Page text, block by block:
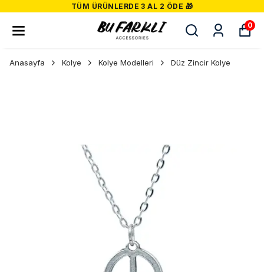
TÜM ÜRÜNLERDE 3 AL 2 ÖDE 🎁
0
Anasayfa Kolye Kolye Modelleri Düz Zincir Kolye